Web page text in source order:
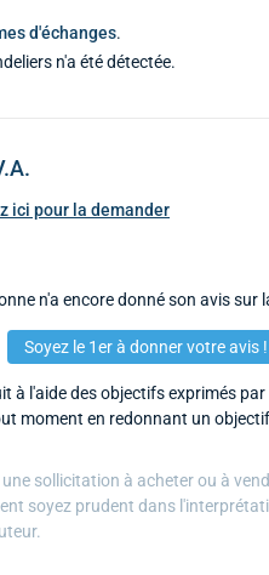
d'échanges.
n'a été détectée.
ici pour la demander
n'a encore donné son avis sur
Soyez le 1er à donner votre avis !
à l'aide des objectifs exprimés
moment en redonnant un
sollicitation à acheter ou à
soyez prudent dans